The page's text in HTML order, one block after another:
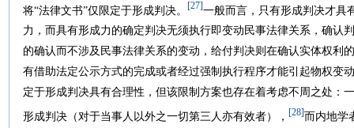
将“法律文书”仅限定于形成判决。 [27] 一般而言，只有形成判决才具
力，而具有形成力的确定判决无须执行即变动民事法律关系，确认
的确认而不涉及民事法律关系的变动，给付判决则在确认实体权利
有借助法定公示方式的完成或者经过强制执行程序才能引起物权变
定于形成判决具有合理性，但该限制方案也存在着考虑不周之处：
形成判决（对于当事人以外之一切第三人亦有效者）， [28] 而内地学